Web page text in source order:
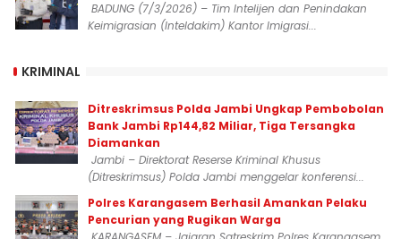
BADUNG (7/3/2026) – Tim Intelijen dan Penindakan
Keimigrasian (Inteldakim) Kantor Imigrasi...
KRIMINAL
Ditreskrimsus Polda Jambi Ungkap Pembobolan
Bank Jambi Rp144,82 Miliar, Tiga Tersangka
Diamankan
Jambi – Direktorat Reserse Kriminal Khusus
(Ditreskrimsus) Polda Jambi menggelar konferensi...
Polres Karangasem Berhasil Amankan Pelaku
Pencurian yang Rugikan Warga